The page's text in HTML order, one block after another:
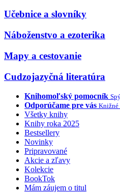
Učebnice a slovníky
Náboženstvo a ezoterika
Mapy a cestovanie
Cudzojazyčná literatúra
Knihomoľský pomocník
Odporúčame pre vás Knižné
Všetky knihy
Knihy roka 2025
Bestsellery
Novinky
Pripravované
Akcie a zľavy
Kolekcie
BookTok
Mám záujem o titul